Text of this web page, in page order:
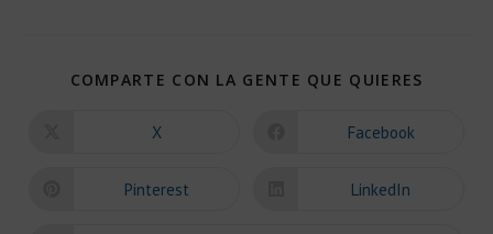
COMPARTE CON LA GENTE QUE QUIERES
una
nueva
X Se
una
nueva
Facebook
Se
Pinterest Se
LinkedIn